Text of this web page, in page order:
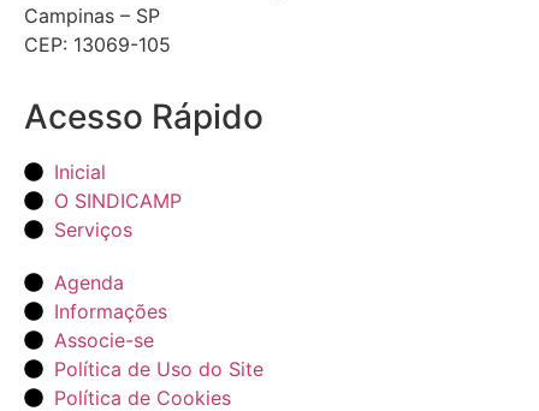
Campinas – SP
CEP: 13069-105
Acesso Rápido
Inicial
O SINDICAMP
Serviços
Agenda
Informações
Associe-se
Política de Uso do Site
Política de Cookies